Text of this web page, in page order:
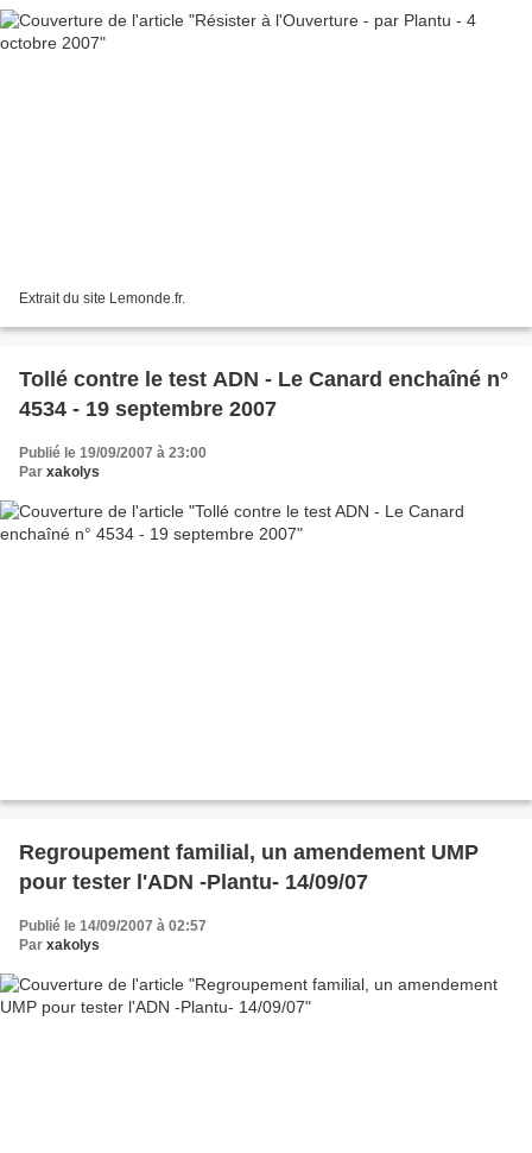
Extrait du site Lemonde.fr.
Tollé contre le test ADN - Le Canard enchaîné n°
4534 - 19 septembre 2007
Publié le 19/09/2007 à 23:00
Par xakolys
Regroupement familial, un amendement UMP
pour tester l'ADN -Plantu- 14/09/07
Publié le 14/09/2007 à 02:57
Par xakolys